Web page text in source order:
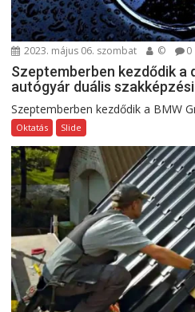
2023. május 06. szombat © 0
Szeptemberben kezdődik a
autógyár duális
Szeptemberben kezdődik a BMW
Oktatás Slide